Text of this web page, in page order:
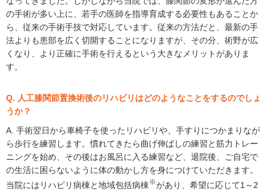
の手術が多い上に、若手の医師を指導育成する必要性もあることか
ら、従来の手術手技で対応しています。従来の方法だと、最新の手
法よりも患部を広く切開することになりますが、その分、術野が広
くなり、より正確に手術を行えるという大きなメリットがありま
す。
Q. 人工膝関節置換術後のリハビリはどのようなことをするのでしょ
うか？
A. 手術翌日から車椅子を使ったリハビリや、手すりにつかまりなが
ら歩行を練習します。慣れてきたら曲げ伸ばしの練習と筋力トレー
ニングを始め、その後はお風呂に入る練習など、退院後、ご自宅で
の生活に困らないように体の動かし方を身につけていただきます。
当院にはリハビリ病棟と地域包括病棟※があり、希望に応じて1～2